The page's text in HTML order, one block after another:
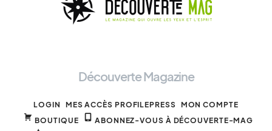
Découverte Magazine
LOGIN MES ACCÈS PROFILEPRESS MON COMPTE
BOUTIQUE
ABONNEZ-VOUS À DÉCOUVERTE-MAG